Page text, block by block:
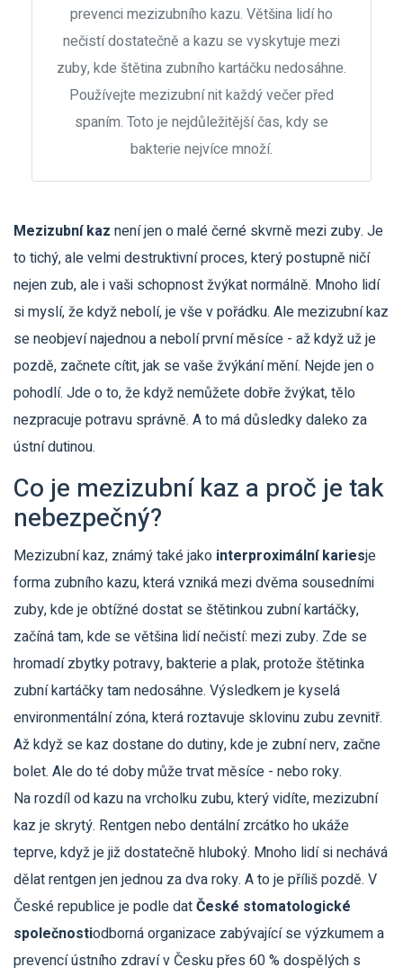
prevenci mezizubního kazu. Většina lidí ho
nečistí dostatečně a kazu se vyskytuje mezi
zuby, kde štětina zubního kartáčku nedosáhne.
Používejte mezizubní nit každý večer před
spaním. Toto je nejdůležitější čas, kdy se
bakterie nejvíce množí.
Mezizubní kaz není jen o malé černé skvrně mezi zuby. Je
to tichý, ale velmi destruktivní proces, který postupně ničí
nejen zub, ale i vaši schopnost žvýkat normálně. Mnoho lidí
si myslí, že když nebolí, je vše v pořádku. Ale mezizubní kaz
se neobjeví najednou a nebolí první měsíce - až když už je
pozdě, začnete cítit, jak se vaše žvýkání mění. Nejde jen o
pohodlí. Jde o to, že když nemůžete dobře žvýkat, tělo
nezpracuje potravu správně. A to má důsledky daleko za
ústní dutinou.
Co je mezizubní kaz a proč je tak
nebezpečný?
Mezizubní kaz, známý také jako interproximální kariesje
forma zubního kazu, která vzniká mezi dvěma sousedními
zuby, kde je obtížné dostat se štětinkou zubní kartáčky,
začíná tam, kde se většina lidí nečistí: mezi zuby. Zde se
hromadí zbytky potravy, bakterie a plak, protože štětinka
zubní kartáčky tam nedosáhne. Výsledkem je kyselá
environmentální zóna, která roztavuje sklovinu zubu zevnitř.
Až když se kaz dostane do dutiny, kde je zubní nerv, začne
bolet. Ale do té doby může trvat měsíce - nebo roky.
Na rozdíl od kazu na vrcholku zubu, který vidíte, mezizubní
kaz je skrytý. Rentgen nebo dentální zrcátko ho ukáže
teprve, když je již dostatečně hluboký. Mnoho lidí si nechává
dělat rentgen jen jednou za dva roky. A to je příliš pozdě. V
České republice je podle datČeské stomatologické
společnostiodborná organizace zabývající se výzkumem a
prevencí ústního zdraví v Českupřes 60 % dospělých s